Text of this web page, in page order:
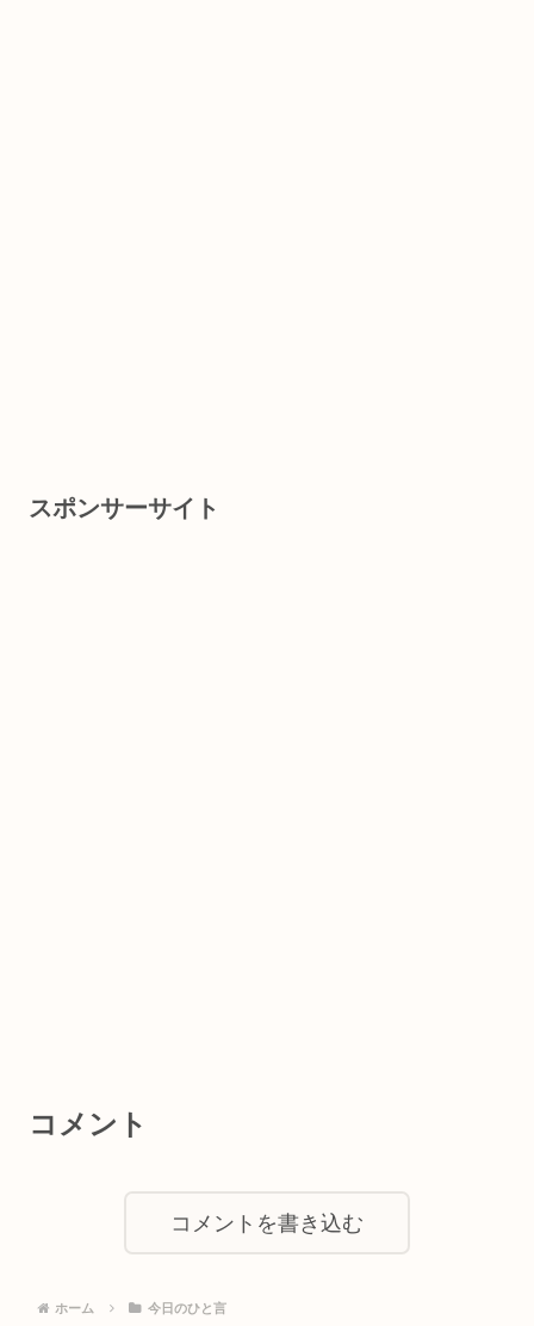
スポンサーサイト
コメント
コメントを書き込む
ホーム 今日のひと言